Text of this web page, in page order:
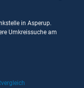
in Asperup.
Umkreissuche am